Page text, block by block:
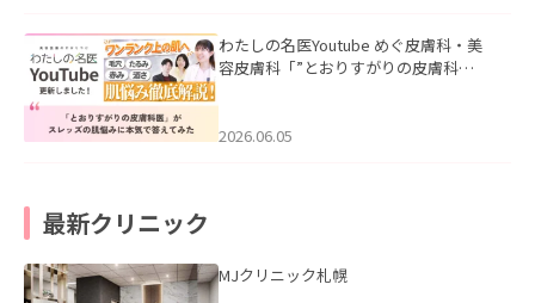
わたしの名医Youtube めぐ皮膚科・美
容皮膚科「”とおりすがりの皮膚科
2026.06.05
最新クリニック
MJクリニック札幌